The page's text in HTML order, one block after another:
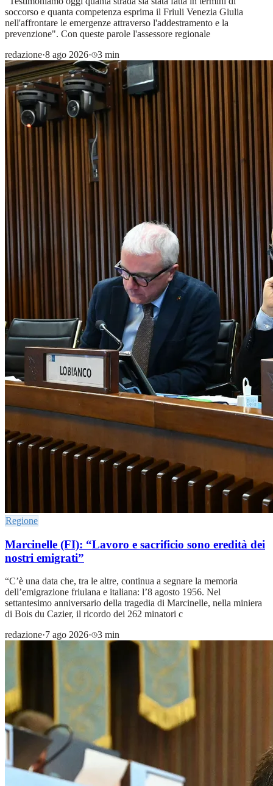
soccorso e quanta competenza esprima il Friuli Venezia Giulia
nell'affrontare le emergenze attraverso l'addestramento e la
prevenzione". Con queste parole l'assessore regionale
redazione·8 ago 2026· 3 min
Regione
Marcinelle (FI): “Lavoro e sacrificio sono eredità dei
nostri emigrati”
“C’è una data che, tra le altre, continua a segnare la memoria
dell’emigrazione friulana e italiana: l’8 agosto 1956. Nel
settantesimo anniversario della tragedia di Marcinelle, nella miniera
di Bois du Cazier, il ricordo dei 262 minatori c
redazione·7 ago 2026· 3 min